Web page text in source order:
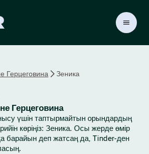
r
m
e
Герцеговина Зеника
Герцеговина
үшін таптырмайтын орындардың
көріңіз: Зеника. Осы жерде өмір
барайын деп жатсаң да, Tinder-ден